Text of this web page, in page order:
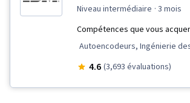
niveau intermédiaire · 3 mois
Compétences que vous
Autoencodeurs, Ingénierie
Réseaux adversoriels
4.6 (3,693 évaluations)